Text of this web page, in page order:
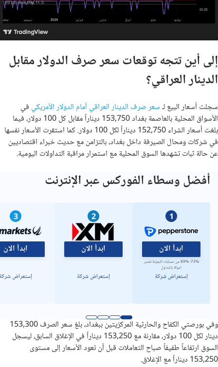
إلى أين تتجه توقعات سعر صرف الدولار مقابل
الدينار العراقي؟
سجلت أسعار البيع لـسعر صرف الدينار العراقي أمام الدولار الأمريكي في
الأسواق المحلية بالعاصمة بغداد 153,750 ديناراً مقابل كل 100 دولار، فيما
بلغت أسعار الشراء 152,750 ديناراً لكل 100 دولار. كما استقرت الأسعار نفسها
في شركات ومحال الصيرفة داخل بغداد، بالتزامن مع حديث خبراء اقتصاديين
عن حالة ثبات تشهدها السوق المحلية مع استمرار مراقبة التداولات اليومية.
أفضل وسطاء الفوركس عبر الإنترنت
1
ابدأ الان
73%- 89% من حسابات التجزئة تخسر
اموالا بالتداول
إستعراض شركة
2
ابدأ الان
إستعراض شركة
3
ابدأ الان
إستعراض
وفي بورصتي الكفاح والحارثية المركزيتين ببغداد، بلغ سعر الصرف 153,300
دينار لكل 100 دولار، مقارنة مع 153,250 ديناراً في الإغلاق السابق، ليسجل
السوق ارتفاعاً طفيفاً صباح التعاملات قبل أن تعود الأسعار إلى مستوى
153,250 ديناراً مع الإغلاق.